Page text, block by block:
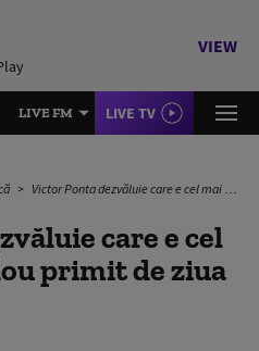
VIEW
LIVE FM LIVE TV
Victor Ponta dezvăluie care e cel mai frumos cadou primit de ziua sa
care e cel
primit de ziua